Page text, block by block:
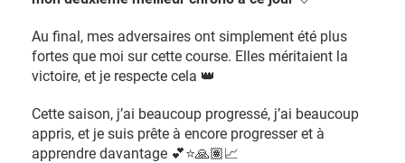
Au final, mes adversaires ont simplement été plus
fortes que moi sur cette course. Elles méritaient la
victoire, et je respecte cela 👑
Cette saison, j’ai beaucoup progressé, j’ai beaucoup
appris, et je suis prête à encore progresser et à
apprendre davantage 💕⭐️🙏🏽📈